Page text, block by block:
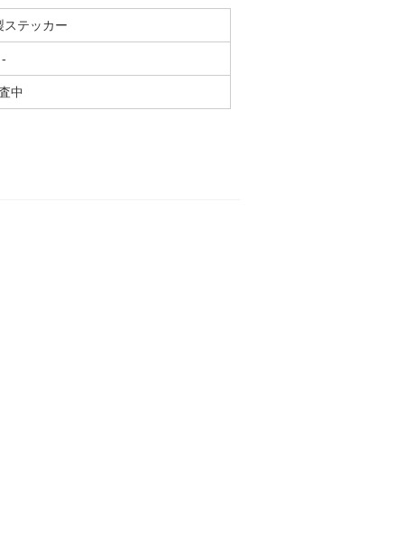
ステッカー
-
中